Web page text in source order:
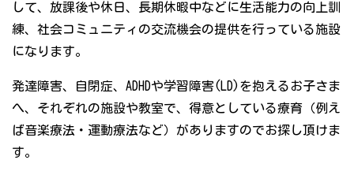
して、放課後や休日、長期休暇中などに生活能力の向上訓
練、社会コミュニティの交流機会の提供を行っている施設
になります。
発達障害、自閉症、ADHDや学習障害(LD)を抱えるお子さま
へ、それぞれの施設や教室で、得意としている療育（例え
ば音楽療法・運動療法など）がありますのでお探し頂けま
す。